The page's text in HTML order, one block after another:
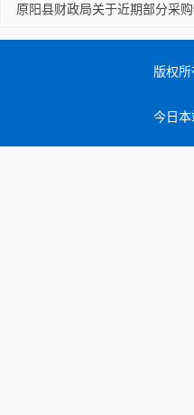
原阳县财政局关于近期部分采
版权
今日本